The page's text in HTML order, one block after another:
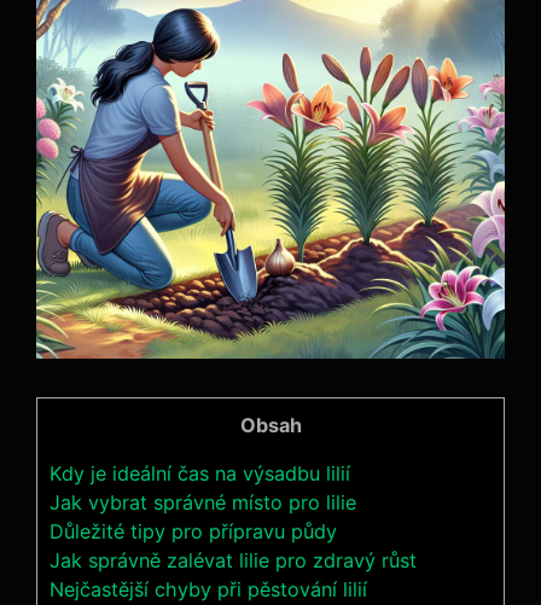
Obsah
Kdy je ideální čas na výsadbu lilií
Jak vybrat správné místo pro lilie
Důležité tipy pro přípravu půdy
Jak správně zalévat lilie pro zdravý růst
Nejčastější chyby při pěstování lilií